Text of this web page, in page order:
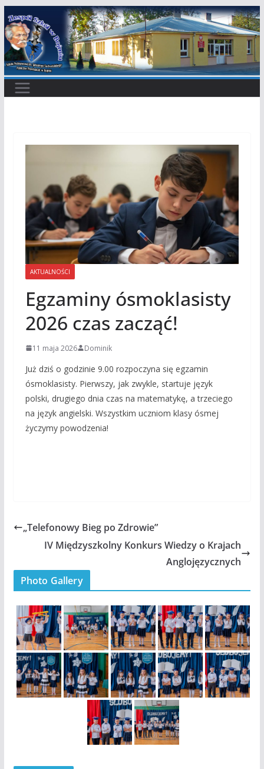
Przejdź
do
treści
AKTUALNOŚCI
Egzaminy ósmoklasisty
2026 czas zacząć!
11 maja 2026 Dominik
Już dziś o godzinie 9.00 rozpoczyna się egzamin
ósmoklasisty. Pierwszy, jak zwykle, startuje język
polski, drugiego dnia czas na matematykę, a trzeciego
na język angielski. Wszystkim uczniom klasy ósmej
życzymy powodzenia!
„Telefonowy Bieg po Zdrowie”
IV Międzyszkolny Konkurs Wiedzy o Krajach
Anglojęzycznych
Photo Gallery